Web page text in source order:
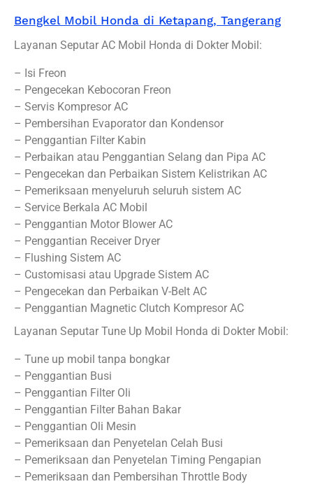
Bengkel Mobil Honda di Ketapang, Tangerang
Layanan Seputar AC Mobil Honda di Dokter Mobil:
– Isi Freon
– Pengecekan Kebocoran Freon
– Servis Kompresor AC
– Pembersihan Evaporator dan Kondensor
– Penggantian Filter Kabin
– Perbaikan atau Penggantian Selang dan Pipa AC
– Pengecekan dan Perbaikan Sistem Kelistrikan AC
– Pemeriksaan menyeluruh seluruh sistem AC
– Service Berkala AC Mobil
– Penggantian Motor Blower AC
– Penggantian Receiver Dryer
– Flushing Sistem AC
– Customisasi atau Upgrade Sistem AC
– Pengecekan dan Perbaikan V-Belt AC
– Penggantian Magnetic Clutch Kompresor AC
Layanan Seputar Tune Up Mobil Honda di Dokter Mobil:
– Tune up mobil tanpa bongkar
– Penggantian Busi
– Penggantian Filter Oli
– Penggantian Filter Bahan Bakar
– Penggantian Oli Mesin
– Pemeriksaan dan Penyetelan Celah Busi
– Pemeriksaan dan Penyetelan Timing Pengapian
– Pemeriksaan dan Pembersihan Throttle Body